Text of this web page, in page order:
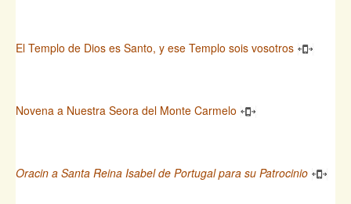
El Templo de Dios es Santo, y ese Templo sois vosotros
Novena a Nuestra Seora del Monte Carmelo
Oracin a Santa Reina Isabel de Portugal para su Patrocinio